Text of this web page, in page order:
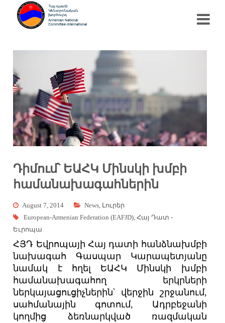
Դիմում՝ ԵԱՀԿ Մինսկի խմբի
համանախագահներին
August 7, 2014 News, Լուրեր
European-Armenian Federation (EAFJD),Հայ Դատ -
Եւրոպա
ՀՅԴ Եվրոպայի Հայ դատի հանձնախմբի
նախագահ Գասպար Կարապետյանը
նամակ է հղել ԵԱՀԿ Մինսկի խմբի
համանախագահող երկրների
ներկայացուցիչներին՝ վերջին շրջանում,
սահմանային գոտում, Ադրբեջանի
կողմից ձեռնարկված ռազմական